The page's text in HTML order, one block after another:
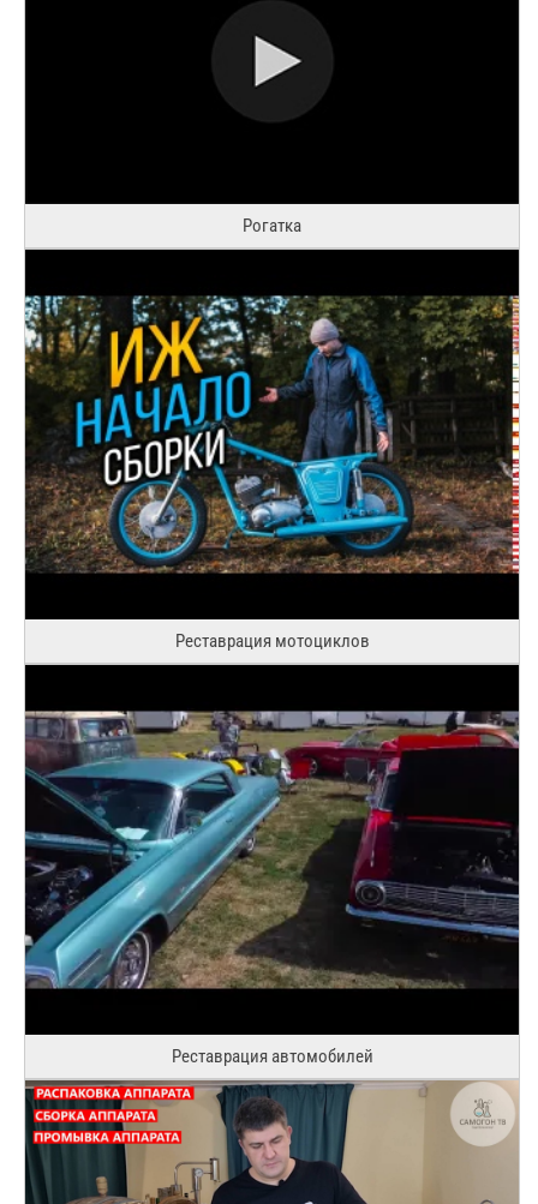
Рогатка
Реставрация мотоциклов
Реставрация автомобилей